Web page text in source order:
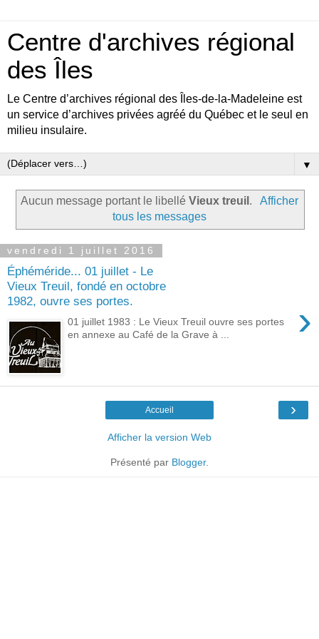
Centre d'archives régional
des Îles
Le Centre d’archives régional des Îles-de-la-Madeleine est
un service d’archives privées agréé du Québec et le seul en
milieu insulaire.
▼
Aucun message portant le libelléVieux treuil .
Afficher
tous les messages
vendredi 1 juillet 2016
Éphéméride... 01 juillet - Le
Vieux Treuil, fondé en octobre
1982, ouvre ses portes.
›
01 juillet 1983 : Le Vieux Treuil ouvre ses portes
en annexe au Café de la Grave à ...
›
Accueil
Afficher la version Web
Présenté par Blogger.